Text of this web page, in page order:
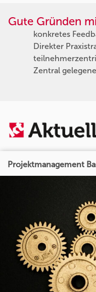
Gute Gründen
konkretes
Direkter
Zentral
Projektmanagement